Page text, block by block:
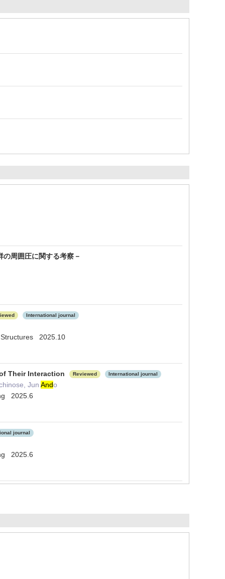
周囲圧に関する考察－
International journal
2025.10
Their Interaction Reviewed International journal
Jun Ando
2025.6
journal
2025.6